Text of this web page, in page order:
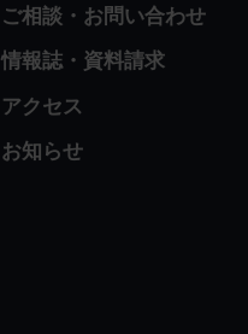
ご相談・お問い合わせ
情報誌・資料請求
アクセス
お知らせ